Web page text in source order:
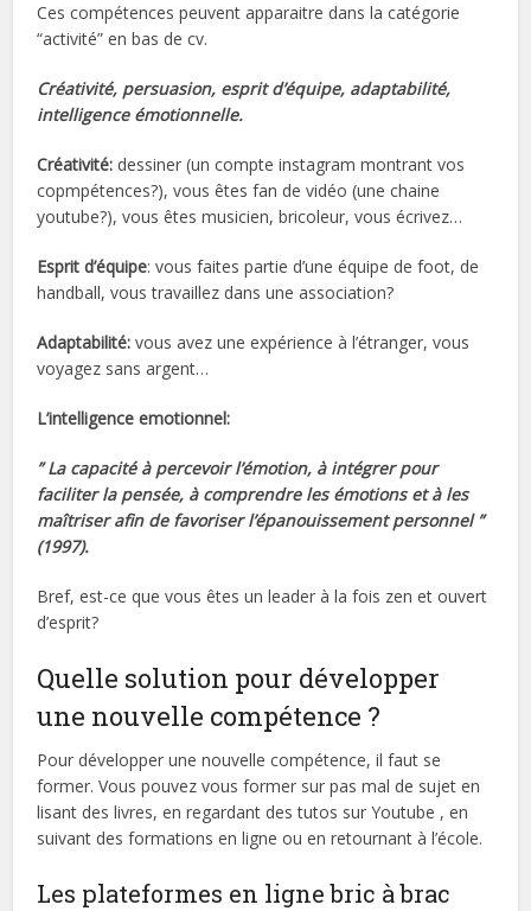
Ces compétences peuvent apparaitre dans la catégorie
“activité” en bas de cv.
Créativité, persuasion, esprit d’équipe, adaptabilité,
intelligence émotionnelle.
Créativité: dessiner (un compte instagram montrant vos
copmpétences?), vous êtes fan de vidéo (une chaine
youtube?), vous êtes musicien, bricoleur, vous écrivez…
Esprit d’équipe: vous faites partie d’une équipe de foot, de
handball, vous travaillez dans une association?
Adaptabilité: vous avez une expérience à l’étranger, vous
voyagez sans argent…
L’intelligence emotionnel:
” La capacité à percevoir l’émotion, à intégrer pour
faciliter la pensée, à comprendre les émotions et à les
maîtriser afin de favoriser l’épanouissement personnel ”
(1997).
Bref, est-ce que vous êtes un leader à la fois zen et ouvert
d’esprit?
Quelle solution pour développer
une nouvelle compétence ?
Pour développer une nouvelle compétence, il faut se
former. Vous pouvez vous former sur pas mal de sujet en
lisant des livres, en regardant des tutos sur Youtube , en
suivant des formations en ligne ou en retournant à l’école.
Les plateformes en ligne bric à brac